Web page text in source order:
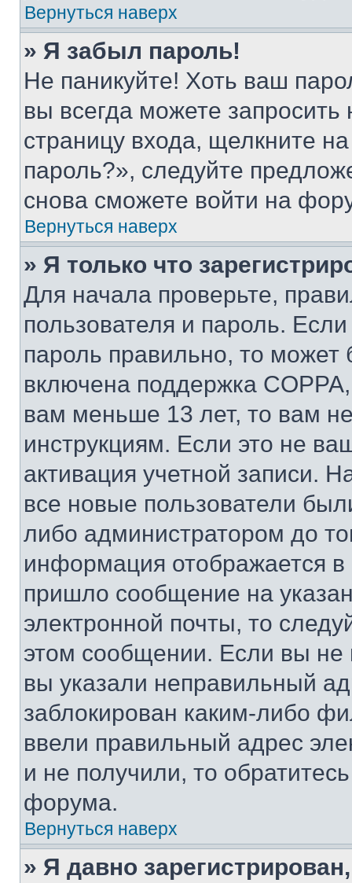
Вернуться наверх
» Я забыл пароль!
Не паникуйте! Хоть ваш
вы всегда можете
страницу входа, щелкните
пароль?», следуйте
снова сможете войти на
Вернуться наверх
» Я только что
Для начала проверьте,
пользователя и пароль.
пароль правильно, то может
включена поддержка
вам меньше 13 лет, то вам
инструкциям. Если это не
активация учетной записи.
все новые пользователи
либо администратором до
информация отображается
пришло сообщение на
электронной почты, то
этом сообщении. Если вы
вы указали неправильный
заблокирован каким-либо
ввели правильный адрес
и не получили, то
форума.
Вернуться наверх
» Я давно